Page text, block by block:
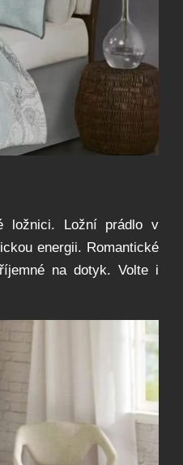
ložnici. Ložní prádlo v
energii. Romantické
na dotyk. Volte i